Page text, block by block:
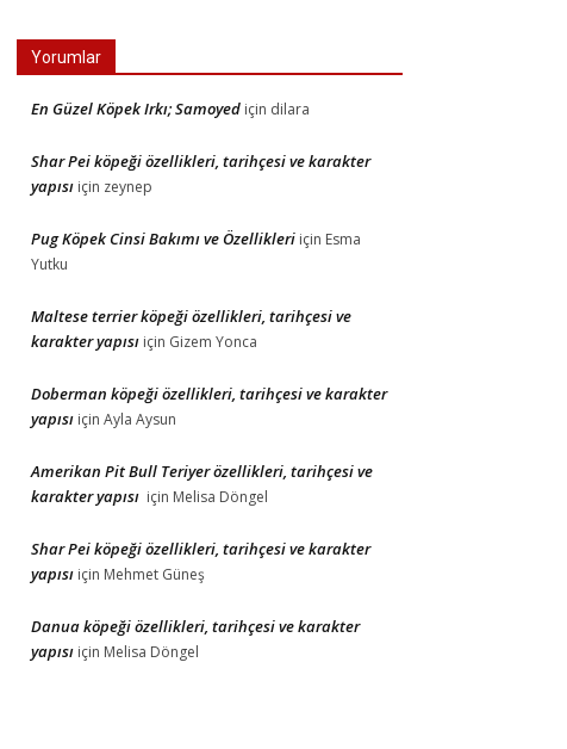
Yorumlar
En Güzel Köpek Irkı; Samoyed için dilara
Shar Pei köpeği özellikleri, tarihçesi ve karakter
yapısı için zeynep
Pug Köpek Cinsi Bakımı ve Özellikleri için Esma
Yutku
Maltese terrier köpeği özellikleri, tarihçesi ve
karakter yapısı için Gizem Yonca
Doberman köpeği özellikleri, tarihçesi ve karakter
yapısı için Ayla Aysun
Amerikan Pit Bull Teriyer özellikleri, tarihçesi ve
karakter yapısı için Melisa Döngel
Shar Pei köpeği özellikleri, tarihçesi ve karakter
yapısı için Mehmet Güneş
Danua köpeği özellikleri, tarihçesi ve karakter
yapısı için Melisa Döngel